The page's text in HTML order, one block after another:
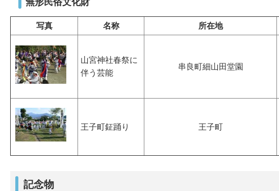
無形民俗文化財
写真 名称 所在地
山宮神社春祭に
伴う芸能
串良町細山田堂園
王子町鉦踊り 王子町
記念物